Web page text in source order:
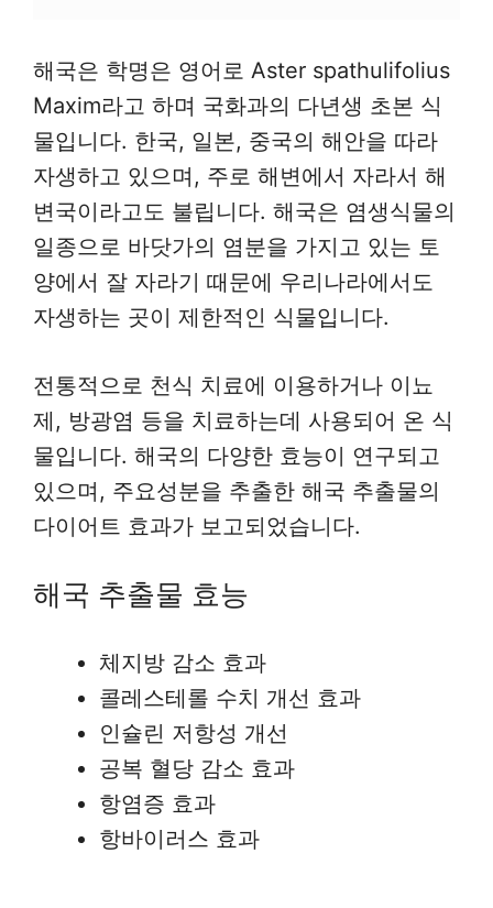
해국은 학명은 영어로 Aster spathulifolius
Maxim라고 하며 국화과의 다년생 초본 식
물입니다. 한국, 일본, 중국의 해안을 따라
자생하고 있으며, 주로 해변에서 자라서 해
변국이라고도 불립니다. 해국은 염생식물의
일종으로 바닷가의 염분을 가지고 있는 토
양에서 잘 자라기 때문에 우리나라에서도
자생하는 곳이 제한적인 식물입니다.
전통적으로 천식 치료에 이용하거나 이뇨
제, 방광염 등을 치료하는데 사용되어 온 식
물입니다. 해국의 다양한 효능이 연구되고
있으며, 주요성분을 추출한 해국 추출물의
다이어트 효과가 보고되었습니다.
해국 추출물 효능
체지방 감소 효과
콜레스테롤 수치 개선 효과
인슐린 저항성 개선
공복 혈당 감소 효과
항염증 효과
항바이러스 효과